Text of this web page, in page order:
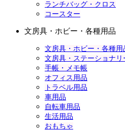
ランチバッグ・クロス
コースター
文房具・ホビー・各種用品
文房具・ホビー・各種
文房具・ステーショナリ
手帳・メモ帳
オフィス用品
トラベル用品
車用品
自転車用品
生活用品
おもちゃ